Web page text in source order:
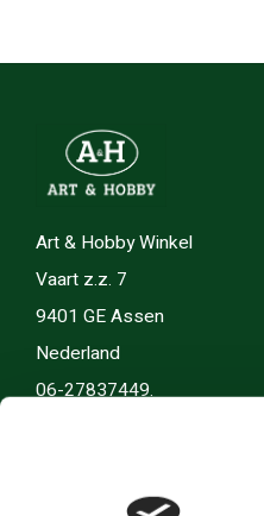
Art & Hobby Winkel
Vaart z.z. 7
9401 GE Assen
Nederland
06-27837449.